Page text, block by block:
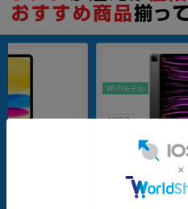
128GB
Wi-Fiモデル
【第6世代】 iPad
-Fi 128GB スペース
発売日：2022/10
付属品: 本体のみ